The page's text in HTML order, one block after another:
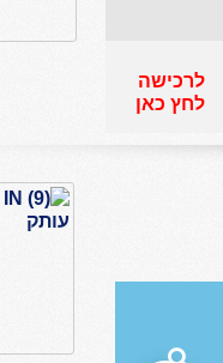
לרכישה
לחץ כאן